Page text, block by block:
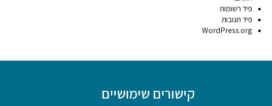
פיד רשומות
פיד תגובות
WordPress.org
קישורים שימושיים